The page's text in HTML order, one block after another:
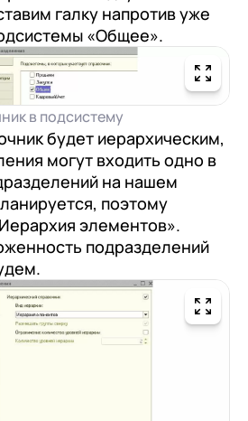
галку напротив уже
«Общее».
в подсистему
будет иерархическим,
могут входить одно в
на нашем
поэтому
элементов».
подразделений
телефона
обработку
телефона
Отправить
обработку
Персональных
с
телефона
Отправить
на обработкуПерсональных
сПолитикой
в корзину
покупки